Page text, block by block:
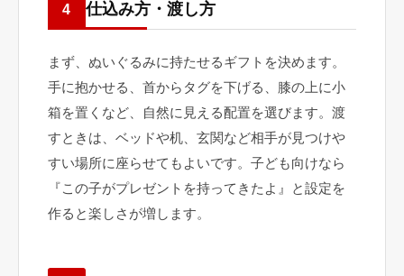
4 仕込み方・渡し方
まず、ぬいぐるみに持たせるギフトを決めます。
手に抱かせる、首からタグを下げる、膝の上に小
箱を置くなど、自然に見える配置を選びます。渡
すときは、ベッドや机、玄関など相手が見つけや
すい場所に座らせてもよいです。子ども向けなら
『この子がプレゼントを持ってきたよ』と設定を
作ると楽しさが増します。